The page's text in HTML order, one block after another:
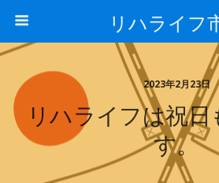
リハライフ
2023年2月23日
リハライフは祝日
す。